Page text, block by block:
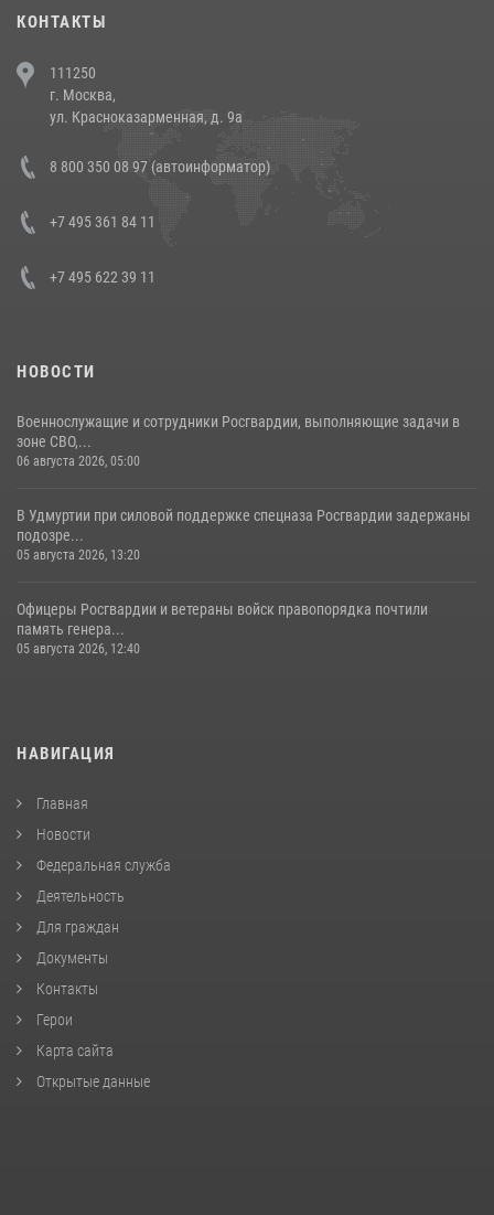
напавших на бригаду скорой помощи (видео)
14 июля 2026, 12:20
В Росгвардии прошла военно-научная конференция по обобщению
боевого опыта
КОНТАКТЫ
111250
г. Москва,
ул. Красноказарменная, д. 9а
8 800 350 08 97 (автоинформатор)
+7 495 361 84 11
+7 495 622 39 11
НОВОСТИ
Военнослужащие и сотрудники Росгвардии, выполняющие задачи в
зоне СВО,...
06 августа 2026, 05:00
В Удмуртии при силовой поддержке спецназа Росгвардии задержаны
подозре...
05 августа 2026, 13:20
Офицеры Росгвардии и ветераны войск правопорядка почтили
память генера...
05 августа 2026, 12:40
НАВИГАЦИЯ
Главная
Новости
Федеральная служба
Деятельность
Для граждан
Документы
Контакты
Герои
Карта сайта
Открытые данные